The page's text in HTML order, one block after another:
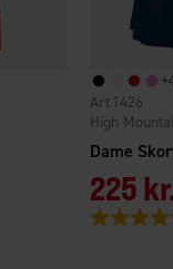
+
Dame
High
1426
225
Vurdering: